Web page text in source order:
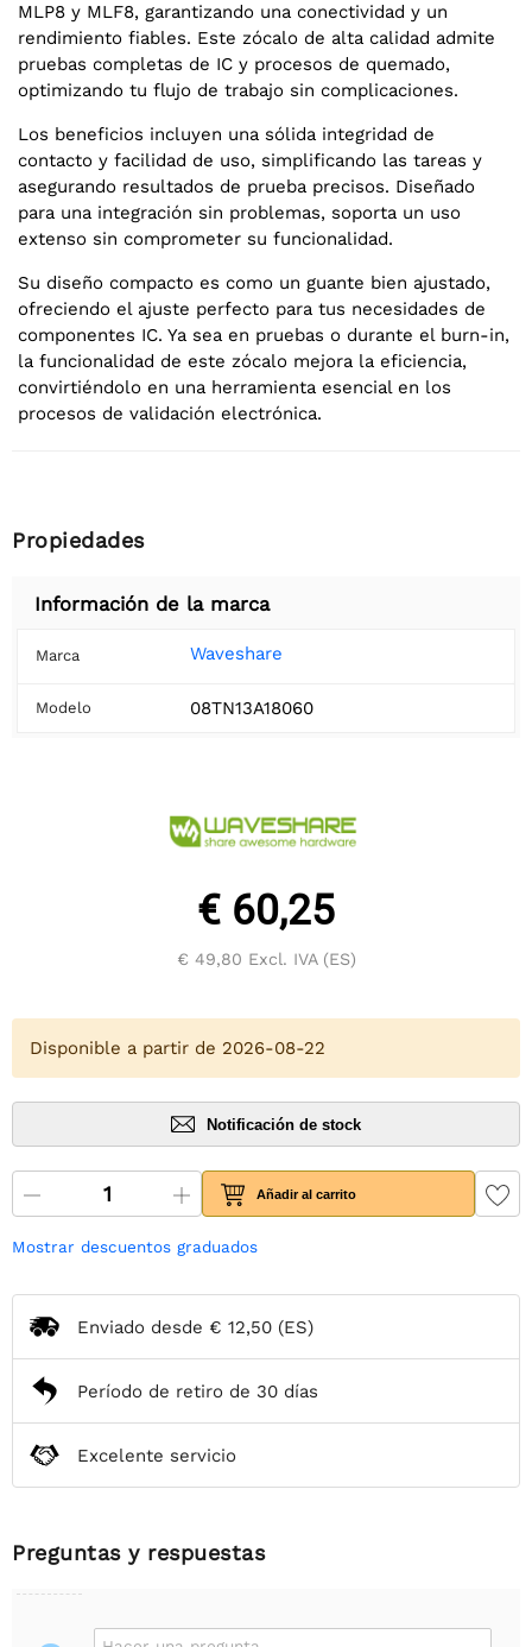
MLP8 y MLF8, garantizando una conectividad y un
rendimiento fiables. Este zócalo de alta calidad admite
pruebas completas de IC y procesos de quemado,
optimizando tu flujo de trabajo sin complicaciones.
Los beneficios incluyen una sólida integridad de
contacto y facilidad de uso, simplificando las tareas y
asegurando resultados de prueba precisos. Diseñado
para una integración sin problemas, soporta un uso
extenso sin comprometer su funcionalidad.
Su diseño compacto es como un guante bien ajustado,
ofreciendo el ajuste perfecto para tus necesidades de
componentes IC. Ya sea en pruebas o durante el burn-in,
la funcionalidad de este zócalo mejora la eficiencia,
convirtiéndolo en una herramienta esencial en los
procesos de validación electrónica.
Propiedades
Información de la marca
Marca Waveshare
Modelo 08TN13A18060
€ 60,25
€ 49,80 Excl. IVA (ES)
Disponible a partir de 2026-08-22
Notificación de stock
Añadir al carrito
Mostrar descuentos graduados
Enviado desde € 12,50 (ES)
Período de retiro de 30 días
Excelente servicio
Preguntas y respuestas